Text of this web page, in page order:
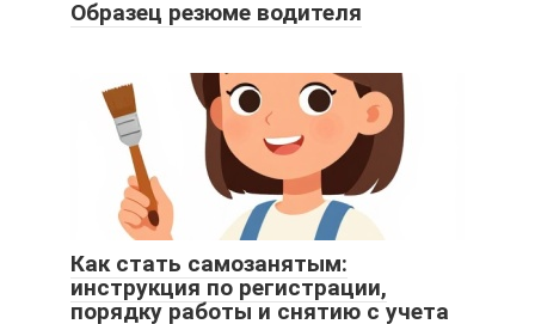
Образец резюме водителя
Как стать самозанятым:
инструкция по регистрации,
порядку работы и снятию с учета